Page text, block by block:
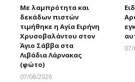
Με λαμπρότητα και
δεκάδων πιστών
τιμήθηκε η Αγία Ειρήνη
Χρυσοβαλάντου στον
Άγιο Σάββα στα
Λιβάδια Λάρνακας
(φώτο)
07/08/2026